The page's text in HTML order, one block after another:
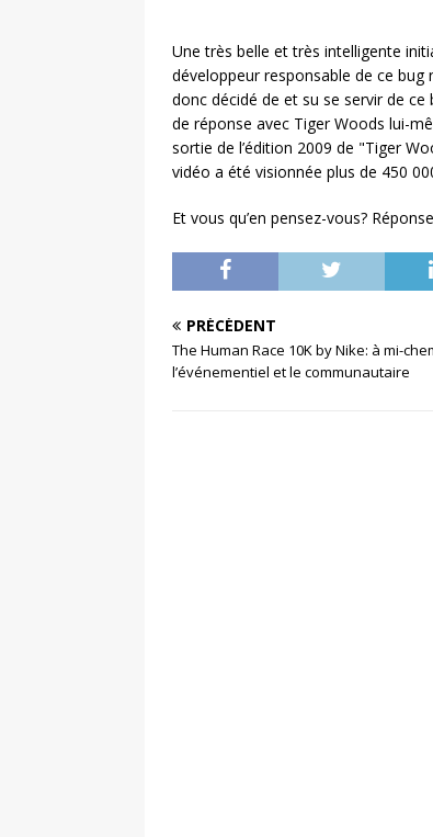
Une très belle et très intelligente
développeur responsable de ce bug
donc décidé de et su se servir de
de réponse avec Tiger Woods lui-
sortie de l’édition 2009 de "Tiger
vidéo a été visionnée plus de 450
Et vous qu’en pensez-vous?
PRÉCÉDENT
The Human Race 10K by Nike: à mi-
l’événementiel et le communautaire